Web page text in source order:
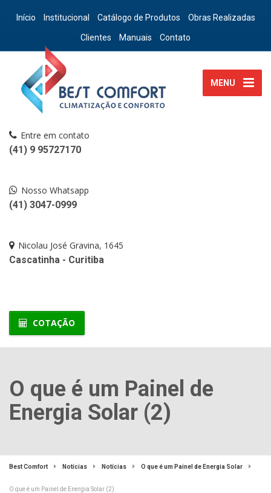
Início Institucional Catálogo de Produtos Obras Realizadas
Clientes Manuais Contato
MENU
Entre em contato
(41) 9 95727170
Nosso Whatsapp
(41) 3047-0999
Nicolau José Gravina, 1645
Cascatinha - Curitiba
COTAÇÃO
O que é um Painel de
Energia Solar (2)
Best Comfort Notícias Notícias O que é um Painel de Energia Solar
O que é um Painel de Energia Solar (2)